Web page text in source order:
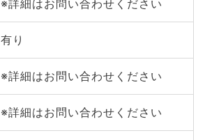
※詳細はお問い合わせください
有り
※詳細はお問い合わせください
※詳細はお問い合わせください